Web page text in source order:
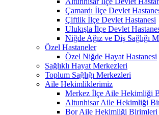
Çamardı İlçe Devlet
Çiftlik İlçe Devlet Hastanesi
Ulukışla İlçe Devlet
Niğde Ağız ve Diş Sağlığı
Özel Hastaneler
Özel Niğde Hayat Hastanesi
Sağlıklı Hayat Merkezleri
Toplum Sağlığı Merkezleri
Aile Hekimliklerimiz
Merkez İlçe Aile Hekimliği
Altunhisar Aile Hekimliği
Bor Aile Hekimliği Birimleri